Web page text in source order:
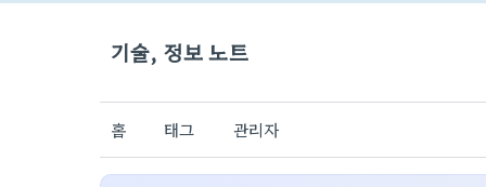
기술, 정보 노트
홈 태그 관리자